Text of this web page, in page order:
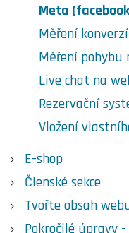
Meta
Měření
Měření
Live chat na
Rezervační
Vložení
E-shop
Členské sekce
Tvořte obsah
Pokročilé úpravy